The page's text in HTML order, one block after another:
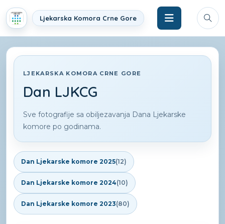
Ljekarska Komora Crne Gore
LJEKARSKA KOMORA CRNE GORE
Dan LJKCG
Sve fotografije sa obiljezavanja Dana Ljekarske
komore po godinama.
Dan Ljekarske komore 2025(12)
Dan Ljekarske komore 2024(10)
Dan Ljekarske komore 2023(80)